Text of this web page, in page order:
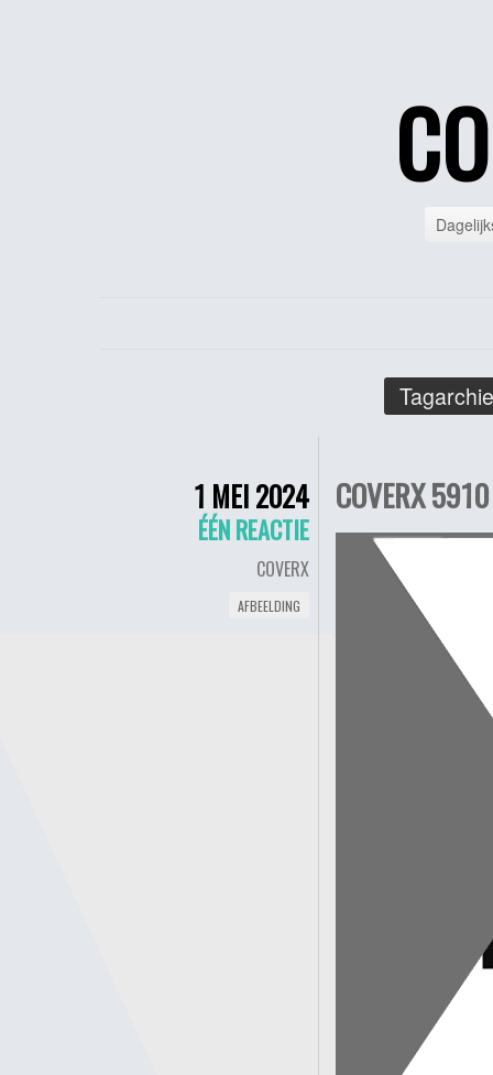
1 MEI 2024
ÉÉN REACTIE
COVERX
AFBEELDING
COVERX